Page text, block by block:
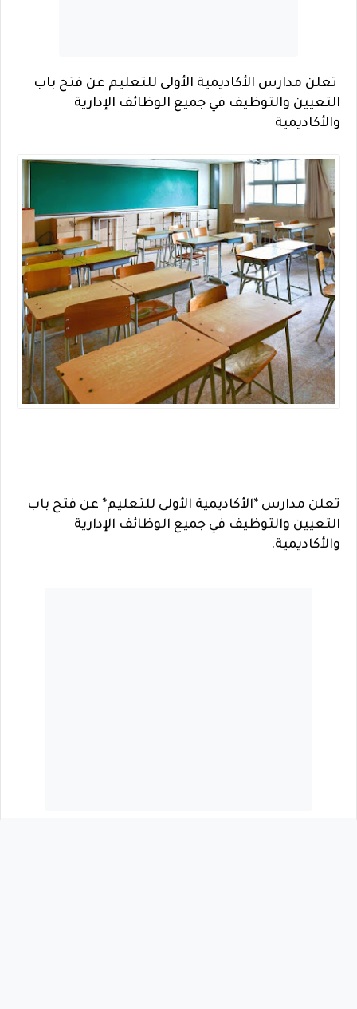
تعلن مدارس الأكاديمية الأولى للتعليم عن فتح باب
التعيين والتوظيف في جميع الوظائف الإدارية
والأكاديمية
تعلن مدارس *الأكاديمية الأولى للتعليم* عن فتح باب
التعيين والتوظيف في جميع الوظائف الإدارية
والأكاديمية.